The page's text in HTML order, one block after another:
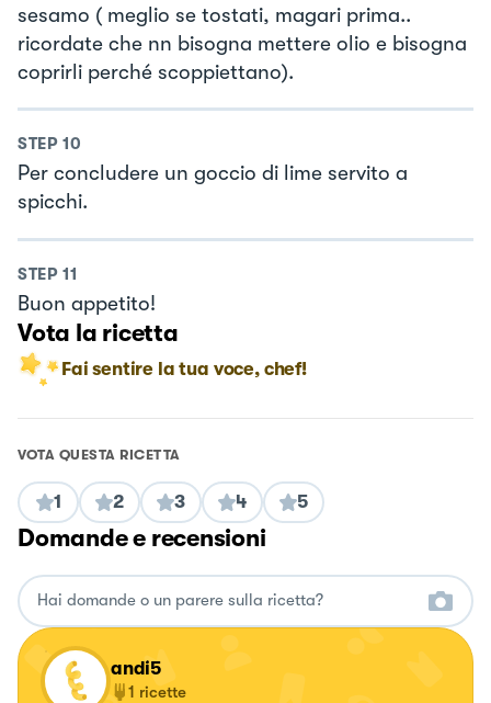
sesamo ( meglio se tostati, magari prima..
ricordate che nn bisogna mettere olio e bisogna
coprirli perché scoppiettano).
STEP 10
Per concludere un goccio di lime servito a
spicchi.
STEP 11
Buon appetito!
Vota la ricetta
Fai sentire la tua voce, chef!
VOTA QUESTA RICETTA
1 2 3 4 5
Domande e recensioni
andi5
1 ricette